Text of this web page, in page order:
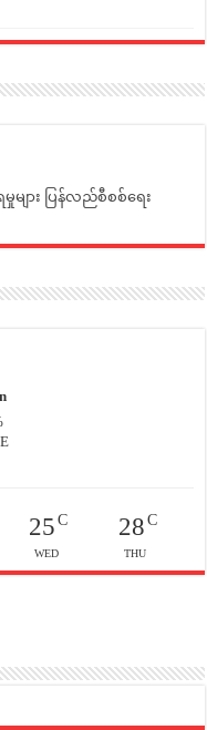
များ ပြန်လည်စီစစ်ရေး
25C
WED
28C
THU